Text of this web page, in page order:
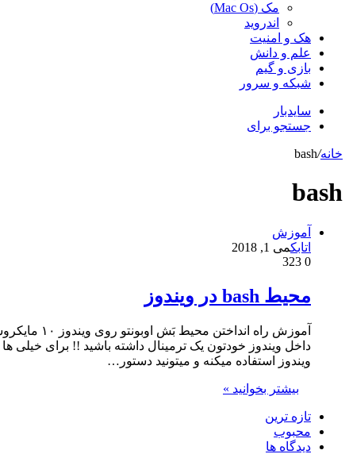
مک (Mac Os)
اندروید
هک و امنیت
علم و دانش
بازی و گیم
شبکه و سرور
سایدبار
جستجو برای
خانه/
bash
bash
آموزش
اتابکمی 1, 2018
0
محیط bash در ویندوز
داخل ویندوز خودتون یک ترمینال داشته باشید !! برای خیلی
ویندوز استفاده میکنه و میتونید دستور…
بیشتر بخوانید »
تازه ترین
محبوب
دیدگاه ها